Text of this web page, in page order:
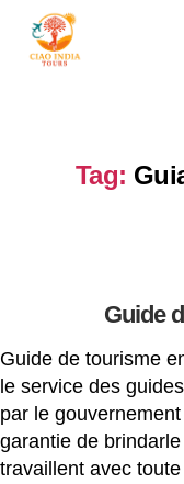
Tag:
Guide
Guide de tourisme
le service des
par le
garantie de
travaillent avec